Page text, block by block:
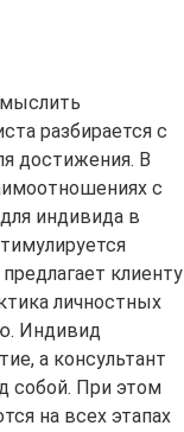
разбирается с
достижения. В
с
индивида в
клиенту
личностных
Индивид
а консультант
собой. При этом
на всех этапах